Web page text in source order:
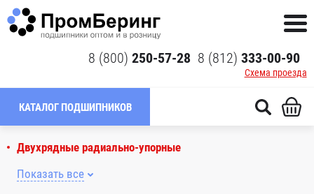
8 (800) 250-57-28 8 (812) 333-00-90
Схема проезда
КАТАЛОГ ПОДШИПНИКОВ
Двухрядные радиально-упорные
Показать все